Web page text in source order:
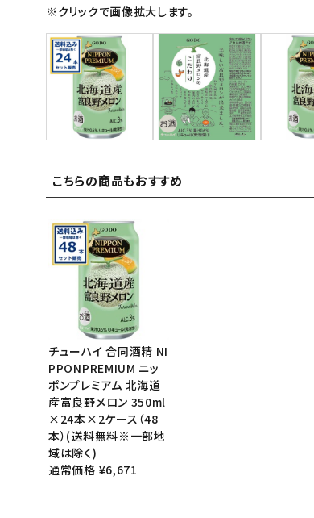
フードロス
ペット用品
SHOP GUIDE
ご利用ガイド
特定商取引法表示について
プライバシーポリシー
利用規約
※クリックで画像拡大します。
こちらの商品もおすすめ
チューハイ 合同酒精 NI
PPONPREMIUM ニッ
ポンプレミアム 北海道
産富良野メロン 350ml
×24本×2ケース（48
本）(送料無料※一部地
域は除く)
通常価格 ¥6,671